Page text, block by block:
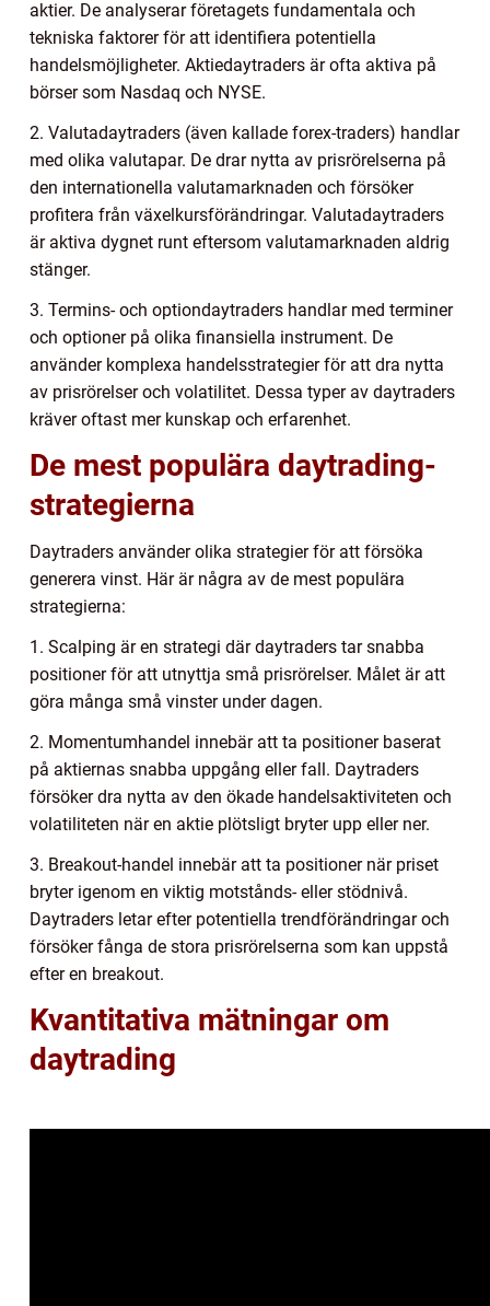
aktier. De analyserar företagets fundamentala och
tekniska faktorer för att identifiera potentiella
handelsmöjligheter. Aktiedaytraders är ofta aktiva på
börser som Nasdaq och NYSE.
2. Valutadaytraders (även kallade forex-traders) handlar
med olika valutapar. De drar nytta av prisrörelserna på
den internationella valutamarknaden och försöker
profitera från växelkursförändringar. Valutadaytraders
är aktiva dygnet runt eftersom valutamarknaden aldrig
stänger.
3. Termins- och optiondaytraders handlar med terminer
och optioner på olika finansiella instrument. De
använder komplexa handelsstrategier för att dra nytta
av prisrörelser och volatilitet. Dessa typer av daytraders
kräver oftast mer kunskap och erfarenhet.
De mest populära daytrading-
strategierna
Daytraders använder olika strategier för att försöka
generera vinst. Här är några av de mest populära
strategierna:
1. Scalping är en strategi där daytraders tar snabba
positioner för att utnyttja små prisrörelser. Målet är att
göra många små vinster under dagen.
2. Momentumhandel innebär att ta positioner baserat
på aktiernas snabba uppgång eller fall. Daytraders
försöker dra nytta av den ökade handelsaktiviteten och
volatiliteten när en aktie plötsligt bryter upp eller ner.
3. Breakout-handel innebär att ta positioner när priset
bryter igenom en viktig motstånds- eller stödnivå.
Daytraders letar efter potentiella trendförändringar och
försöker fånga de stora prisrörelserna som kan uppstå
efter en breakout.
Kvantitativa mätningar om
daytrading